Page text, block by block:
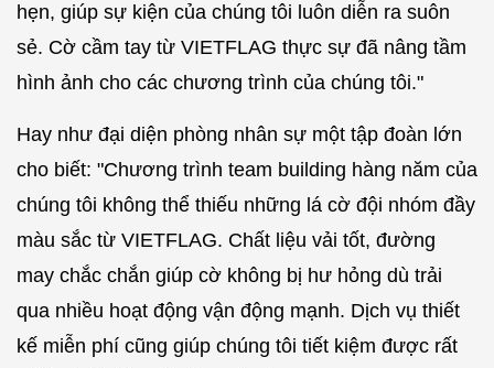
hẹn, giúp sự kiện của chúng tôi luôn diễn ra suôn
sẻ. Cờ cầm tay từ VIETFLAG thực sự đã nâng tầm
hình ảnh cho các chương trình của chúng tôi."
Hay như đại diện phòng nhân sự một tập đoàn lớn
cho biết: "Chương trình team building hàng năm của
chúng tôi không thể thiếu những lá cờ đội nhóm đầy
màu sắc từ VIETFLAG. Chất liệu vải tốt, đường
may chắc chắn giúp cờ không bị hư hỏng dù trải
qua nhiều hoạt động vận động mạnh. Dịch vụ thiết
kế miễn phí cũng giúp chúng tôi tiết kiệm được rất